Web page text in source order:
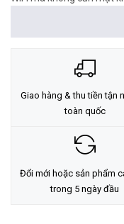
1. Nền tảng chip
Giao hàng & thu tiền tận
toàn quốc
Đổi mới hoặc sản phẩm
trong 5 ngày đầu